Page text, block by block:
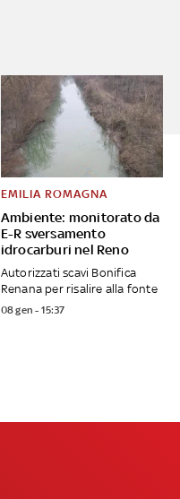
Ambiente: monitorato da
E-R sversamento
idrocarburi nel Reno
EMILIA ROMAGNA
Autorizzati scavi Bonifica
Renana per risalire alla fonte
08 gen - 15:37